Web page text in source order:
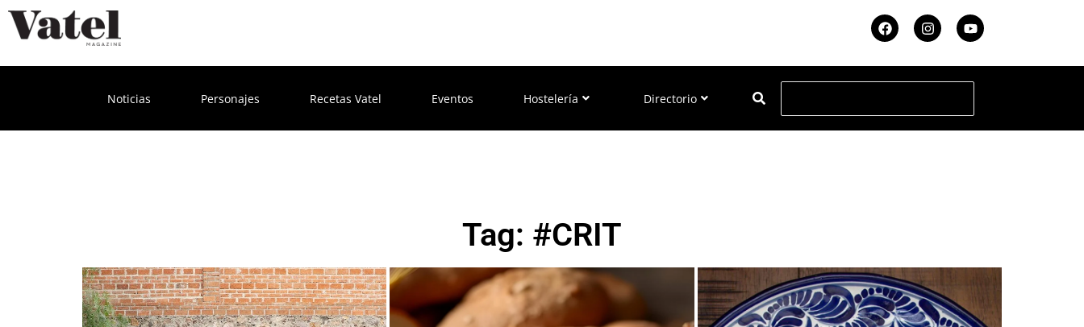
Noticias Personajes Recetas Vatel Eventos Hostelería Directorio
Tag: #CRIT